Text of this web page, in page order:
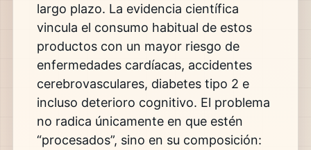
largo plazo. La evidencia científica
vincula el consumo habitual de estos
productos con un mayor riesgo de
enfermedades cardíacas, accidentes
cerebrovasculares, diabetes tipo 2 e
incluso deterioro cognitivo. El problema
no radica únicamente en que estén
“procesados”, sino en su composición: